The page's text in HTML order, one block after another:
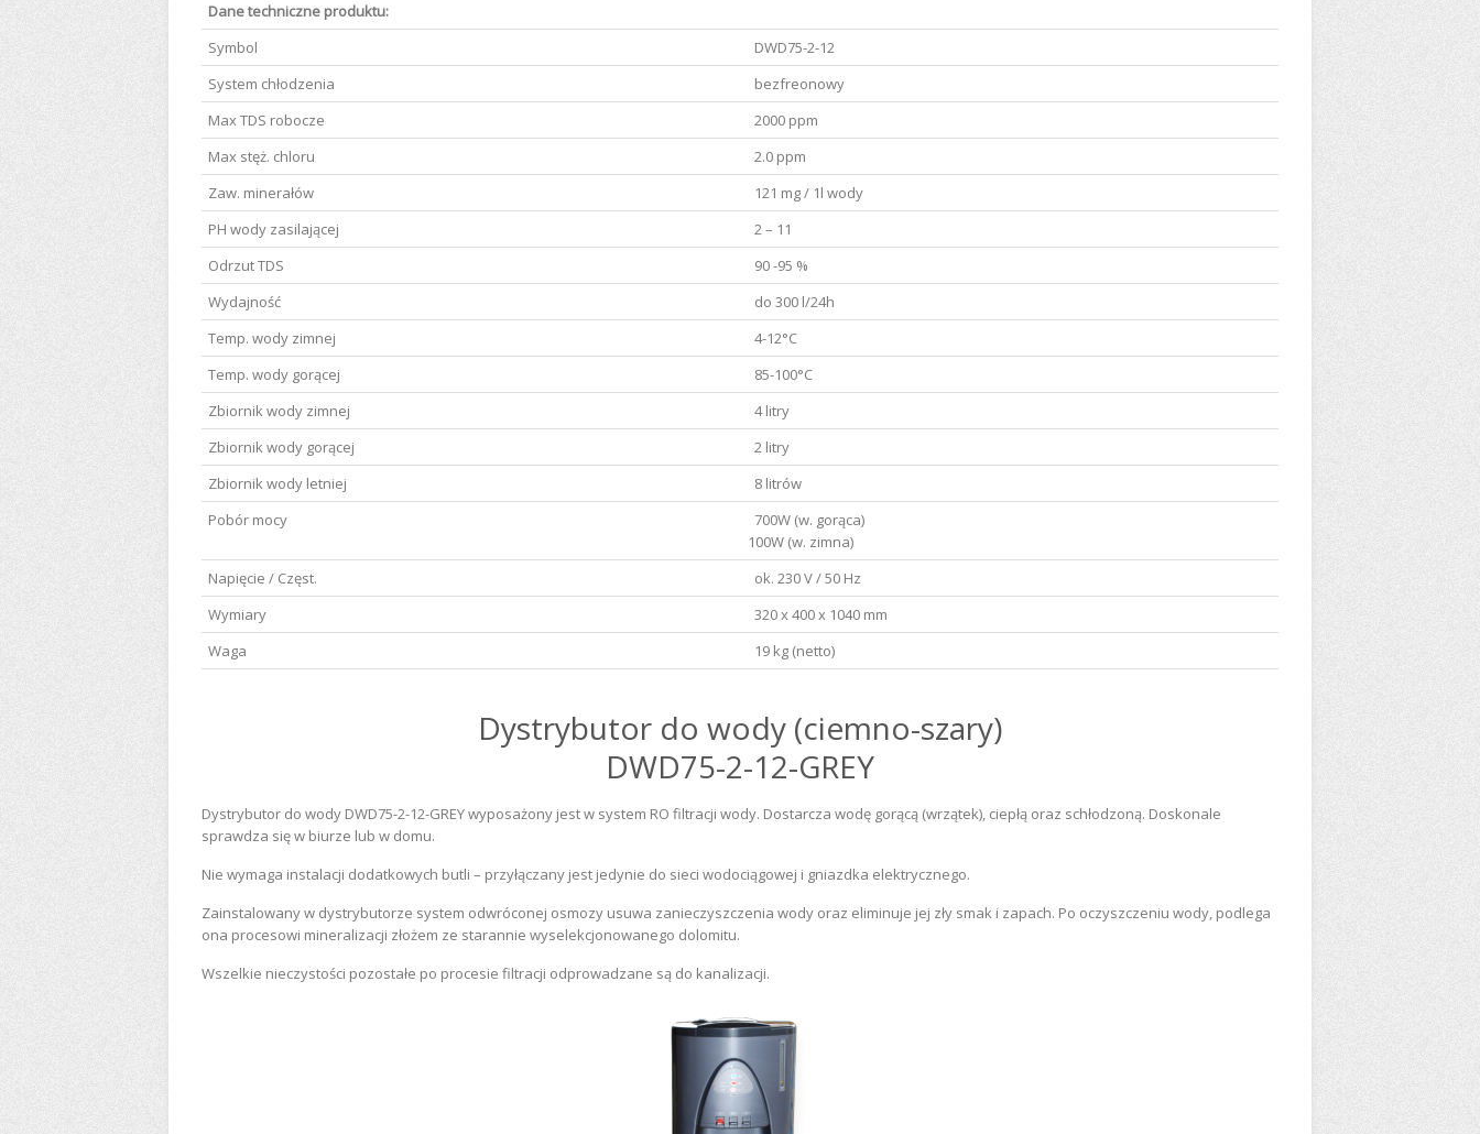
Dane techniczne produktu:
Symbol
DWD75-2-12
System chłodzenia
bezfreonowy
Max TDS robocze
2000 ppm
Max stęż. chloru
2.0 ppm
Zaw. minerałów
121 mg / 1l wody
PH wody zasilającej
2 – 11
Odrzut TDS
90 -95 %
Wydajność
do 300 l/24h
Temp. wody zimnej
4-12°C
Temp. wody gorącej
85-100°C
Zbiornik wody zimnej
4 litry
Zbiornik wody gorącej
2 litry
Zbiornik wody letniej
8 litrów
Pobór mocy
700W (w. gorąca)
100W (w. zimna)
Napięcie / Częst.
ok. 230 V / 50 Hz
Wymiary
320 x 400 x 1040 mm
Waga
19 kg (netto)
Dystrybutor do wody (ciemno-szary)
DWD75-2-12-GREY
Dystrybutor do wody DWD75-2-12-GREY wyposażony jest w system RO filtracji wody. Dostarcza wodę gorącą (wrzątek), ciepłą oraz schłodzoną. Doskonale
sprawdza się w biurze lub w domu.
Nie wymaga instalacji dodatkowych butli – przyłączany jest jedynie do sieci wodociągowej i gniazdka elektrycznego.
Zainstalowany w dystrybutorze system odwróconej osmozy usuwa zanieczyszczenia wody oraz eliminuje jej zły smak i zapach. Po oczyszczeniu wody, podlega
ona procesowi mineralizacji złożem ze starannie wyselekcjonowanego dolomitu.
Wszelkie nieczystości pozostałe po procesie filtracji odprowadzane są do kanalizacji.